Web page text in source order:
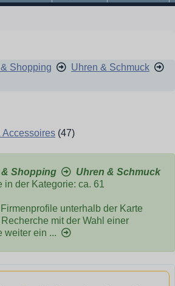
Shopping
Uhren & Schmuck
Accessoires (47)
Shopping
Uhren & Schmuck
in der Kategorie: ca. 61
unterhalb der Karte
mit der Wahl einer
weiter ein ...